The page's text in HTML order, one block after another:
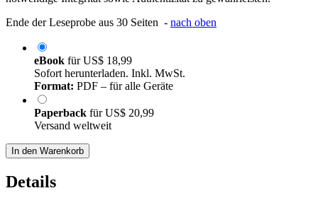
Ende der Leseprobe aus 30 Seiten - nach oben
eBook fürUS$ 18,99
Sofort herunterladen. Inkl. MwSt.
Format: PDF – für alle Geräte
Paperback fürUS$ 20,99
Versand weltweit
In den Warenkorb
Details